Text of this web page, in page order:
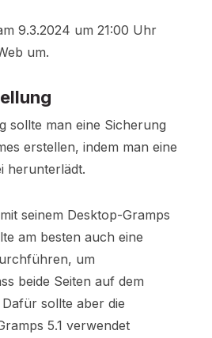
9.3.2024 um 21:00 Uhr
um.
sollte man eine Sicherung
erstellen, indem man eine
herunterlädt.
seinem Desktop-Gramps
am besten auch eine
um
beide Seiten auf dem
sollte aber die
5.1 verwendet